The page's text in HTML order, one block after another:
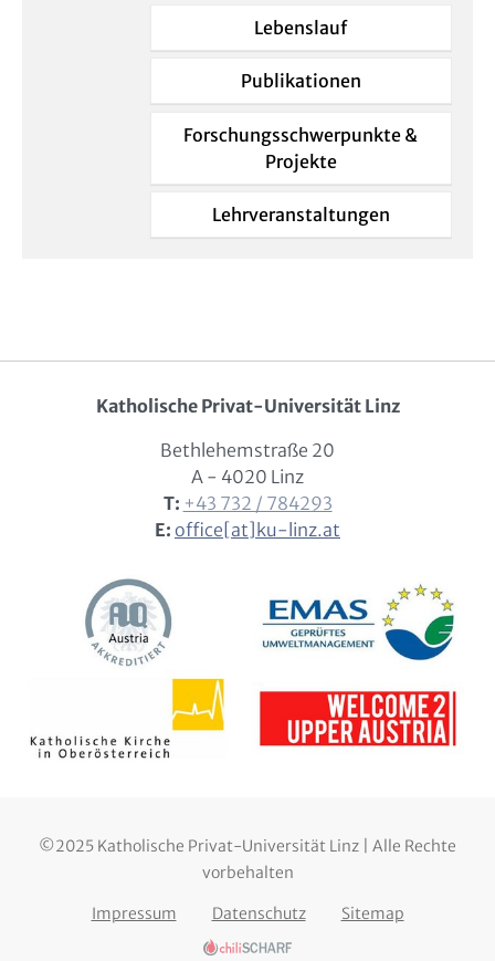
Lebenslauf
Publikationen
Forschungsschwerpunkte &
Projekte
Lehrveranstaltungen
Katholische Privat-Universität Linz
Bethlehemstraße 20
A - 4020 Linz
T: +43 732 / 784293
E: office[at]ku-linz.at
©2025 Katholische Privat-Universität Linz | Alle Rechte
vorbehalten
Impressum Datenschutz Sitemap